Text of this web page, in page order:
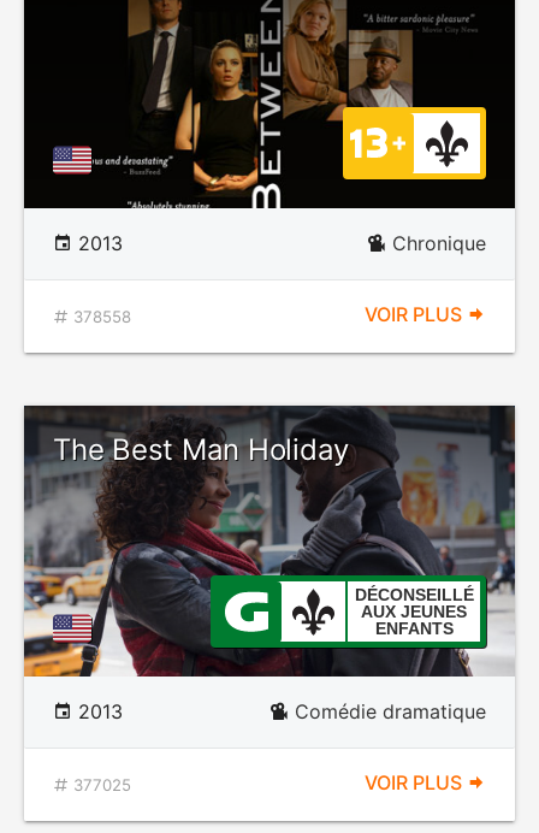
2013 Chronique
378558 VOIR PLUS
The Best Man Holiday
DÉCONSEILLÉ
AUX JEUNES
ENFANTS
2013 Comédie dramatique
377025 VOIR PLUS